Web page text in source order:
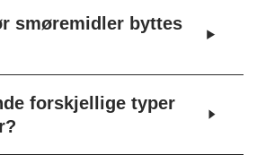
smøremidler byttes
forskjellige typer